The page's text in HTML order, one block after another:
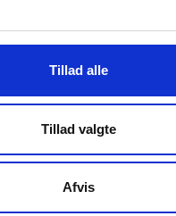
Tillad alle
Tillad valgte
Afvis
har taget springet fra
anerkendt
med